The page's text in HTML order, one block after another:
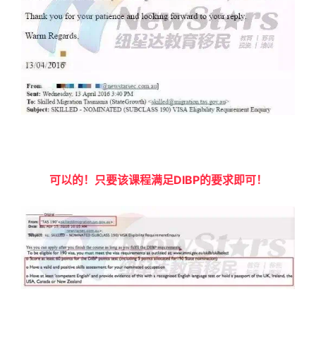
可以的！只要该课程满足DIBP的要求即可！